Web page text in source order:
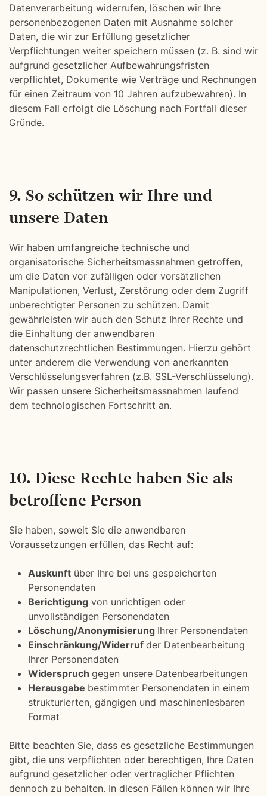
Datenverarbeitung widerrufen, löschen wir Ihre
personenbezogenen Daten mit Ausnahme solcher
Daten, die wir zur Erfüllung gesetzlicher
Verpflichtungen weiter speichern müssen (z. B. sind wir
aufgrund gesetzlicher Aufbewahrungsfristen
verpflichtet, Dokumente wie Verträge und Rechnungen
für einen Zeitraum von 10 Jahren aufzubewahren). In
diesem Fall erfolgt die Löschung nach Fortfall dieser
Gründe.
9. So schützen wir Ihre und
unsere Daten
Wir haben umfangreiche technische und
organisatorische Sicherheitsmassnahmen getroffen,
um die Daten vor zufälligen oder vorsätzlichen
Manipulationen, Verlust, Zerstörung oder dem Zugriff
unberechtigter Personen zu schützen. Damit
gewährleisten wir auch den Schutz Ihrer Rechte und
die Einhaltung der anwendbaren
datenschutzrechtlichen Bestimmungen. Hierzu gehört
unter anderem die Verwendung von anerkannten
Verschlüsselungsverfahren (z.B. SSL-Verschlüsselung).
Wir passen unsere Sicherheitsmassnahmen laufend
dem technologischen Fortschritt an.
10. Diese Rechte haben Sie als
betroffene Person
Sie haben, soweit Sie die anwendbaren
Voraussetzungen erfüllen, das Recht auf:
Auskunft über Ihre bei uns gespeicherten
Personendaten
Berichtigung von unrichtigen oder
unvollständigen Personendaten
Löschung/Anonymisierung Ihrer Personendaten
Einschränkung/Widerruf der Datenbearbeitung
Ihrer Personendaten
Widerspruch gegen unsere Datenbearbeitungen
Herausgabe bestimmter Personendaten in einem
strukturierten, gängigen und maschinenlesbaren
Format
Bitte beachten Sie, dass es gesetzliche Bestimmungen
gibt, die uns verpflichten oder berechtigen, Ihre Daten
aufgrund gesetzlicher oder vertraglicher Pflichten
dennoch zu behalten. In diesen Fällen können wir Ihre